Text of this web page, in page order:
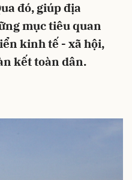
đó, giúp địa
mục tiêu quan
kinh tế - xã hội,
kết toàn dân.